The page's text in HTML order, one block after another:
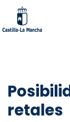
content
retales